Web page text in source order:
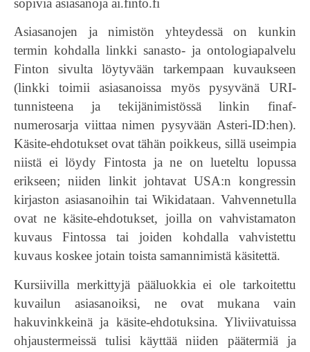
sopivia asiasanoja ai.finto.fi
Asiasanojen ja nimistön yhteydessä on kunkin
termin kohdalla linkki sanasto- ja ontologiapalvelu
Finton sivulta löytyvään tarkempaan kuvaukseen
(linkki toimii asiasanoissa myös pysyvänä URI-
tunnisteena ja tekijänimistössä linkin finaf-
numerosarja viittaa nimen pysyvään Asteri-ID:hen).
Käsite-ehdotukset ovat tähän poikkeus, sillä useimpia
niistä ei löydy Fintosta ja ne on lueteltu lopussa
erikseen; niiden linkit johtavat USA:n kongressin
kirjaston asiasanoihin tai Wikidataan. Vahvennetulla
ovat ne käsite-ehdotukset, joilla on vahvistamaton
kuvaus Fintossa tai joiden kohdalla vahvistettu
kuvaus koskee jotain toista samannimistä käsitettä.
Kursiivilla merkittyjä pääluokkia ei ole tarkoitettu
kuvailun asiasanoiksi, ne ovat mukana vain
hakuvinkkeinä ja käsite-ehdotuksina. Yliviivatuissa
ohjaustermeissä tulisi käyttää niiden päätermiä ja